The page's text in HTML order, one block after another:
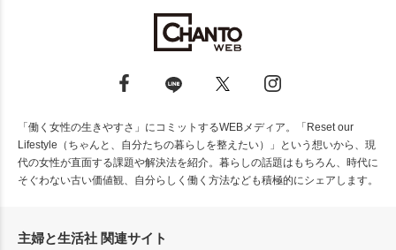
「働く女性の生きやすさ」にコミットするWEBメディア。「Reset our
Lifestyle（ちゃんと、自分たちの暮らしを整えたい）」という想いから、現
代の女性が直面する課題や解決法を紹介。暮らしの話題はもちろん、時代に
そぐわない古い価値観、自分らしく働く方法なども積極的にシェアします。
主婦と生活社 関連サイト